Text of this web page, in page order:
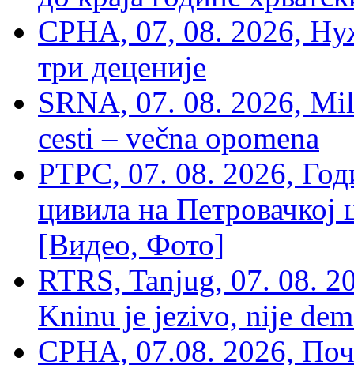
СРНА, 07, 08. 2026,
три деценије
SRNA, 07. 08. 2026,
cesti – večna opomena
РТРС, 07. 08. 2026,
цивила на Петровачкој
[Видео, Фото]
RTRS, Tanjug, 07. 08.
Kninu je jezivo, nije
СРНА, 07.08. 2026,